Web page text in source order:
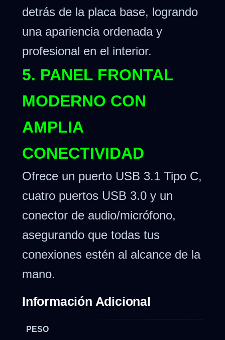
detrás de la placa base, logrando
una apariencia ordenada y
profesional en el interior.
5. PANEL FRONTAL
MODERNO CON
AMPLIA
CONECTIVIDAD
Ofrece un puerto USB 3.1 Tipo C,
cuatro puertos USB 3.0 y un
conector de audio/micrófono,
asegurando que todas tus
conexiones estén al alcance de la
mano.
Información Adicional
PESO